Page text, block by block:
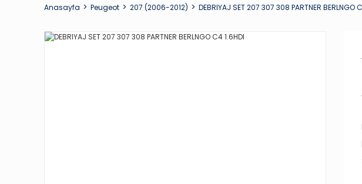
Anasayfa Peugeot 207 (2006-2012) DEBRIYAJ SET 207 307 308 PARTNER BERLNGO